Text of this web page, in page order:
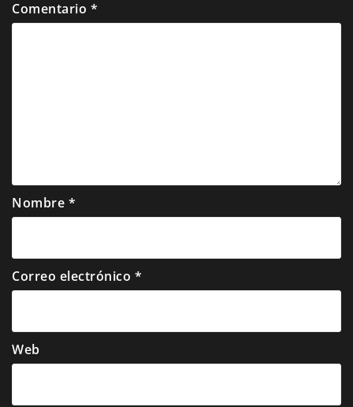
Comentario *
Nombre *
Correo electrónico *
Web